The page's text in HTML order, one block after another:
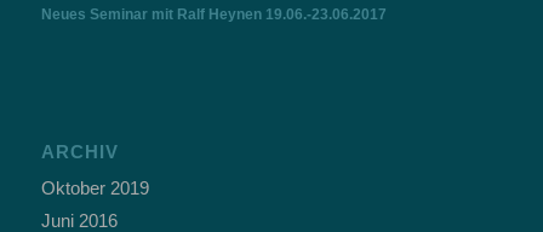
Neues Seminar mit Ralf Heynen 19.06.-23.06.2017
ARCHIV
Oktober 2019
Juni 2016